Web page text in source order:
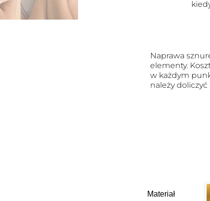
Naprawa
elementy.
w każdym
należy doliczyć
Materiał